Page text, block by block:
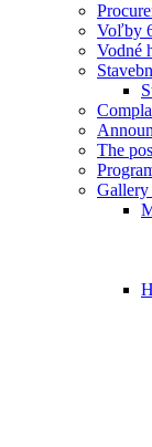
Voľby
Vodné
The
Gallery